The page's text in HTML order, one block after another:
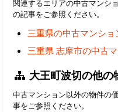
関連するエリアの中古マンシ
の記事をご参照ください。
三重県の中古マンシ
三重県 志摩市の中古
大王町波切の他の
中古マンション以外の物件の
事をご参照ください。